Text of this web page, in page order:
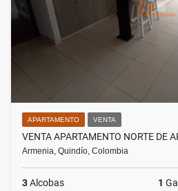
APARTAMENTO VENTA
VENTA APARTAMENTO NORTE DE
Armenia, Quindío, Colombia
3Alcobas 1